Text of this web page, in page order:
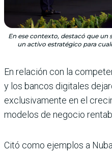
En ese contexto, destacó que
un activo estratégico para
En relación con la
y los bancos digitales
exclusivamente en el
modelos de negocio
Citó como ejemplos a